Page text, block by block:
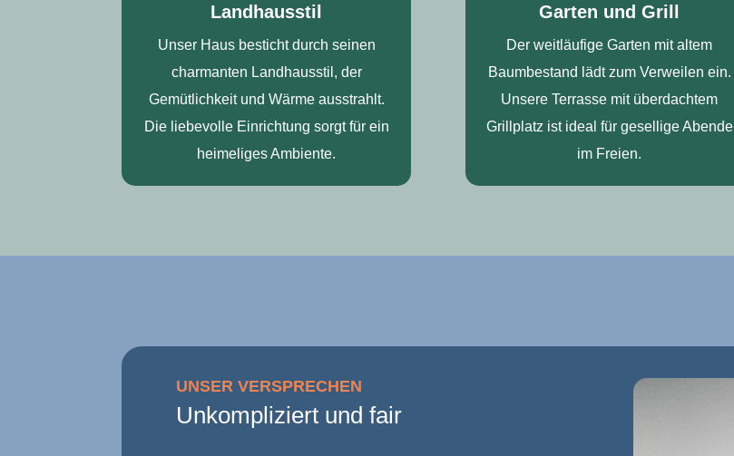
Landhausstil
Unser Haus besticht durch seinen
charmanten Landhausstil, der
Gemütlichkeit und Wärme ausstrahlt.
Die liebevolle Einrichtung sorgt für ein
heimeliges Ambiente.
Garten und Grill
Der weitläufige Garten mit altem
Baumbestand lädt zum Verweilen ein.
Unsere Terrasse mit überdachtem
Grillplatz ist ideal für gesellige Abende
im Freien.
UNSER VERSPRECHEN
Unkompliziert und fair